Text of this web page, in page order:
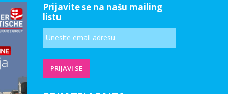
Prijavite se na našu mailing
listu